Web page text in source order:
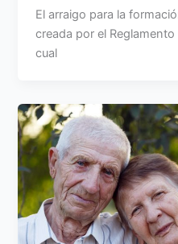
El arraigo para la
creada por el
cual